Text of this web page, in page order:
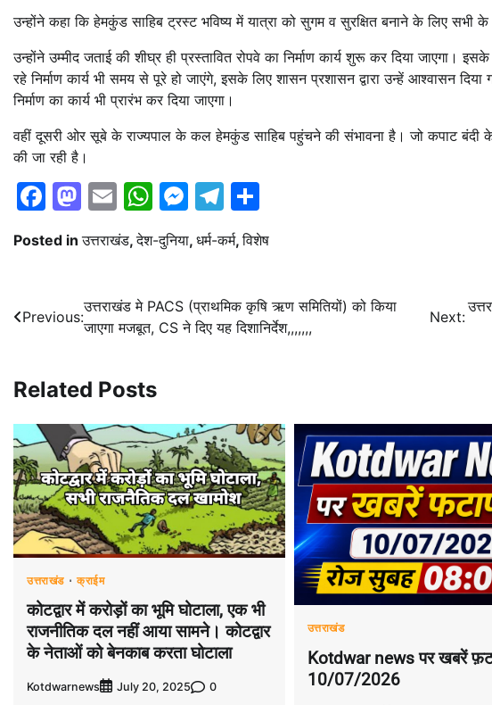
उन्होंने कहा कि हेमकुंड साहिब ट्रस्ट भविष्य में यात्रा को सुगम व सुरक्षित बनाने के लिए सभी
उन्होंने उम्मीद जताई की शीघ्र ही प्रस्तावित रोपवे का निर्माण कार्य शुरू कर दिया जाएगा।
रहे निर्माण कार्य भी समय से पूरे हो जाएंगे, इसके लिए शासन प्रशासन द्वारा उन्हें आश्वासन
निर्माण का कार्य भी प्रारंभ कर दिया जाएगा।
वहीं दूसरी ओर सूबे के राज्यपाल के कल हेमकुंड साहिब पहुंचने की संभावना है। जो कपाट बंदी
की जा रही है।
Facebook
Mastodon
EmailWhatsApp
Messenger
Telegram
Posted inउत्तराखंड,देश-दुनिया, धर्म-कर्म,विशेष
Post
navigation
Previous:
उत्तराखंड मे PACS (प्राथमिक कृषि ऋण समितियों) को किया
जाएगा मजबूत, CS ने दिए यह दिशानिर्देश,,,,,,,
Next:
Related Posts
उत्तराखंड क्राईम
कोटद्वार में करोड़ों का भूमि घोटाला, एक भी
राजनीतिक दल नहीं आया सामने। कोटद्वार
के नेताओं को बेनकाब करता घोटाला
Kotdwarnews July 20, 2025 0
उत्तराखंड
Kotdwar news पर खबरें
10/07/2026